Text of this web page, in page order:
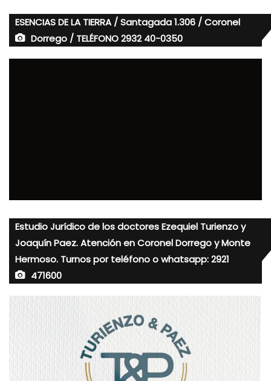
ESENCIAS DE LA TIERRA / Santagada 1.306 / Coronel
Dorrego / TELÉFONO 2932 40-0350
Estudio Jurídico de los doctores Ezequiel Turienzo y
Joaquín Paez. Atención en Coronel Dorrego y Monte
Hermoso. Turnos por teléfono o whatsapp: 2921
471600